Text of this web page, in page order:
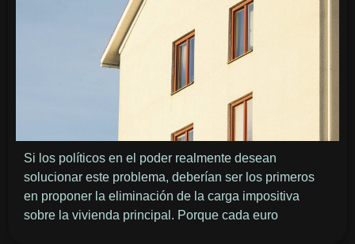
Si los políticos en el poder realmente desean
solucionar este problema, deberían ser los primeros
en proponer la eliminación de la carga impositiva
sobre la vivienda principal. Porque cada euro